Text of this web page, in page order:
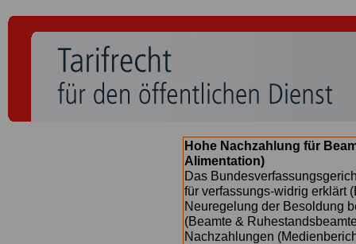
Hohe Nachzahlung für
Alimentation)
Das
für verfassungs-widrig erklärt
Neuregelung der Besoldung
(Beamte &
Nachzahlungen